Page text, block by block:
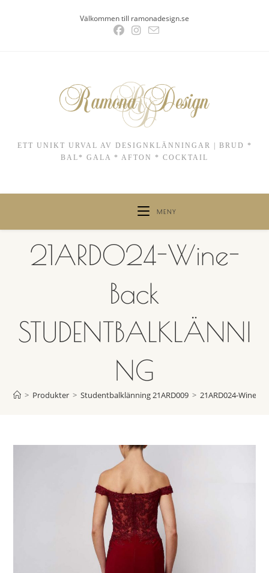
Välkommen till ramonadesign.se
ETT UNIKT URVAL AV DESIGNKLÄNNINGAR | BRUD *
BAL* GALA * AFTON * COCKTAIL
MENY
21ARD024-Wine-
Back
STUDENTBALKLÄNNI
NG
> Produkter > Studentbalklänning 21ARD009 > 21ARD024-Wine-